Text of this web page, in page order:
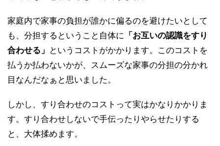
家庭内で家事の負担が誰かに偏るのを避けたいとして
も、分担するということ自体に 「お互いの認識をすり
合わせる」 というコストがかかります。このコストを
払うか払わないかが、スムーズな家事の分担の分かれ
目なんだなぁと思いました。
しかし、すり合わせのコストって実はかなりかかりま
す。すり合わせしないで手伝ったりやらせたりする
と、大体揉めます。